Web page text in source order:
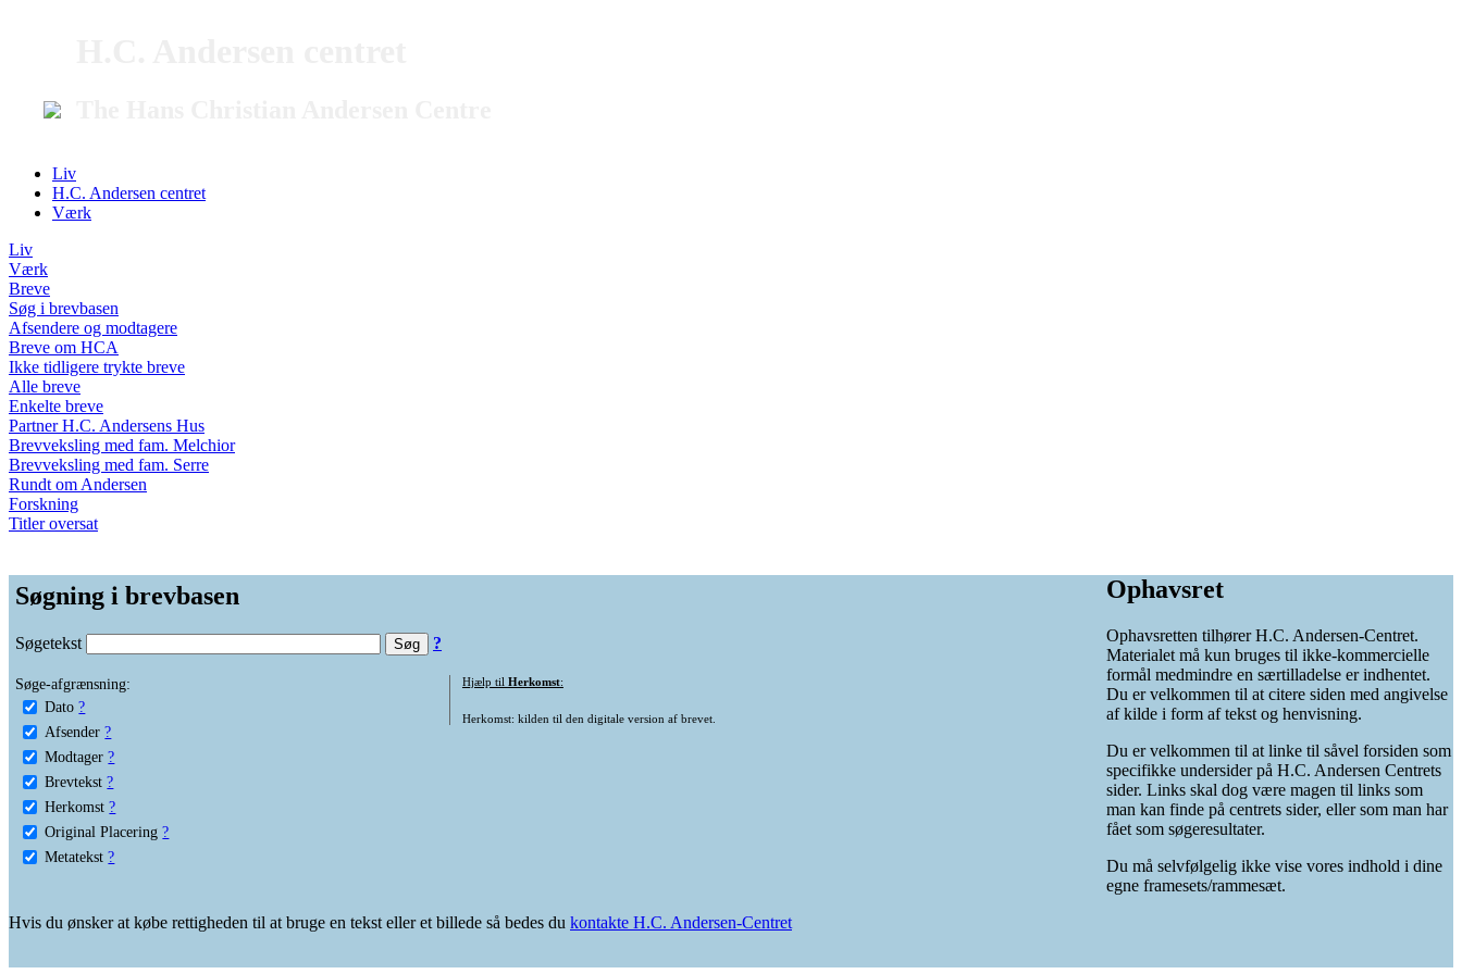
Liv
H.C. Andersen centret
Værk
Liv
Værk
Breve
Søg i brevbasen
Afsendere og modtagere
Breve om HCA
Ikke tidligere trykte breve
Alle breve
Enkelte breve
Partner H.C. Andersens Hus
Brevveksling med fam. Melchior
Brevveksling med fam. Serre
Rundt om Andersen
Forskning
Titler oversat
Søgning i brevbasen
Søgetekst ?
Søge-afgrænsning:
Dato ?
Afsender ?
Modtager ?
Brevtekst ?
Herkomst ?
Original Placering ?
Metatekst ?
Hjælp til Herkomst:
Herkomst: kilden til den digitale version af brevet.
Ophavsret
Ophavsretten tilhører H.C. Andersen-Centret.
Materialet må kun bruges til ikke-kommercielle
formål medmindre en særtilladelse er indhentet.
Du er velkommen til at citere siden med angivelse
af kilde i form af tekst og henvisning.
Du er velkommen til at linke til såvel forsiden som
specifikke undersider på H.C. Andersen Centrets
sider. Links skal dog være magen til links som
man kan finde på centrets sider, eller som man har
fået som søgeresultater.
Du må selvfølgelig ikke vise vores indhold i dine
egne framesets/rammesæt.
Hvis du ønsker at købe rettigheden til at bruge en tekst eller et billede så bedes du kontakte H.C. Andersen-Centret